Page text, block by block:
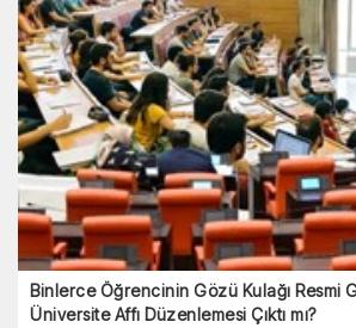
Binlerce Öğrencinin Gözü Kulağı Resmi
Üniversite Affı Düzenlemesi Çıktı mı?